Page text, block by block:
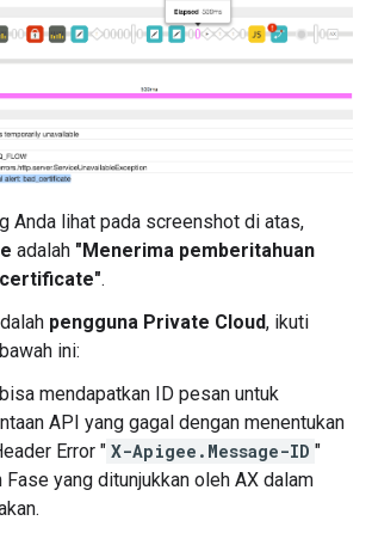
Anda lihat pada screenshot di atas,
adalah "Menerima pemberitahuan
.
pengguna Private Cloud, ikuti
ini:
mendapatkan ID pesan untuk
API yang gagal dengan menentukan
Error " X-Apigee.Message-ID "
Fase yang ditunjukkan oleh AX dalam